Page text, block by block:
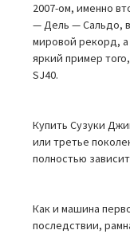
2007-ом, именно
— Дель — Сальдо,
мировой рекорд, а
яркий пример
SJ40.
Купить Сузуки
или третье
полностью
Как и машина
последствии,